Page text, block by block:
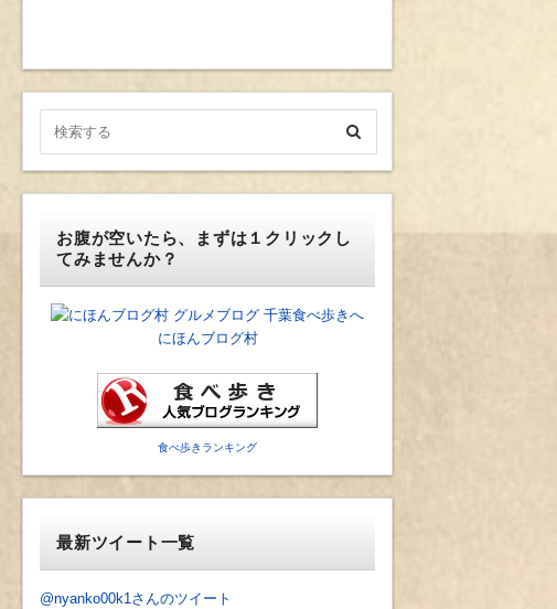
お腹が空いたら、まずは１クリックし
てみませんか？
にほんブログ村
食べ歩きランキング
最新ツイート一覧
@nyanko00k1さんのツイート